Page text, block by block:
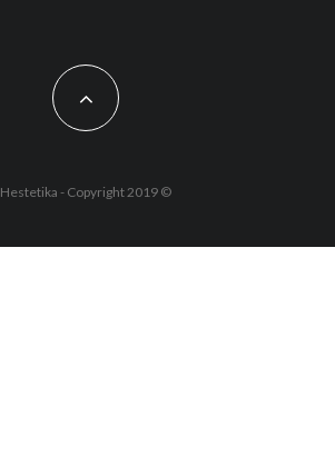
Hestetika - Copyright 2019 ©